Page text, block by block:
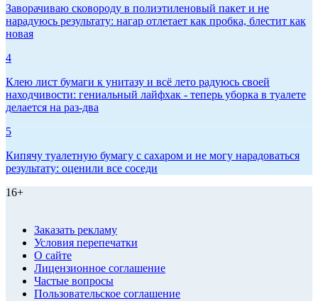
Заворачиваю сковороду в полиэтиленовый пакет и не
нарадуюсь результату: нагар отлетает как пробка, блестит как
новая
4
Клею лист бумаги к унитазу и всё лето радуюсь своей
находчивости: гениальный лайфхак - теперь уборка в туалете
делается на раз-два
5
Кипячу туалетную бумагу с сахаром и не могу нарадоваться
результату: оценили все соседи
16+
Заказать рекламу
Условия перепечатки
О сайте
Лицензионное соглашение
Частые вопросы
Пользовательское соглашение